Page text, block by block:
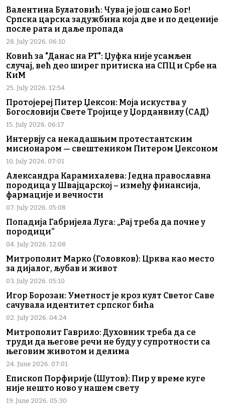
Валентина Булатовић: Чува је још само Бог!
Српска царска задужбина која две и по деценије
после рата и даље пропада
28. July 2026. 06:10
Ковић за "Данас на РТ": Џуфка није усамљен
случај, већ део ширег притиска на СПЦ и Србе на
КиМ
25. July 2026. 12:54
Протојереј Питер Џексон: Моја искуства у
Богословији Свете Тројице у Џорданвилу (САД)
15. July 2026. 06:17
Интервју са некадашњим протестантским
мисионаром — свештеником Питером Џексоном
10. July 2026. 07:01
Александра Карамихалева: Једна православна
породица у Швајцарској – између финансија,
фармације и вечности
07. July 2026. 05:08
Попадија Габријела Луга: „Рај треба да почне у
породици“
04. July 2026. 12:08
Митрополит Марко (Головков): Црква као место
за дијалог, љубав и живот
03. July 2026. 05:10
Игор Борозан: Уметност је кроз култ Светог Саве
сачувала идентитет српског бића
02. July 2026. 04:24
Митрополит Гаврило: Духовник треба да се
труди да његове речи не буду у супротности са
његовим животом и делима
24. June 2026. 07:01
Епископ Порфирије (Шутов): Пир у време куге
није нешто ново у нашем свету
19. June 2026. 05:30